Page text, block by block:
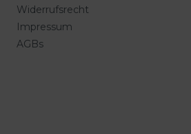
Widerrufsrecht
Impressum
AGBs